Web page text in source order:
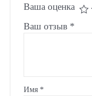
Ваша оценка
Ваш отзыв *
Имя *